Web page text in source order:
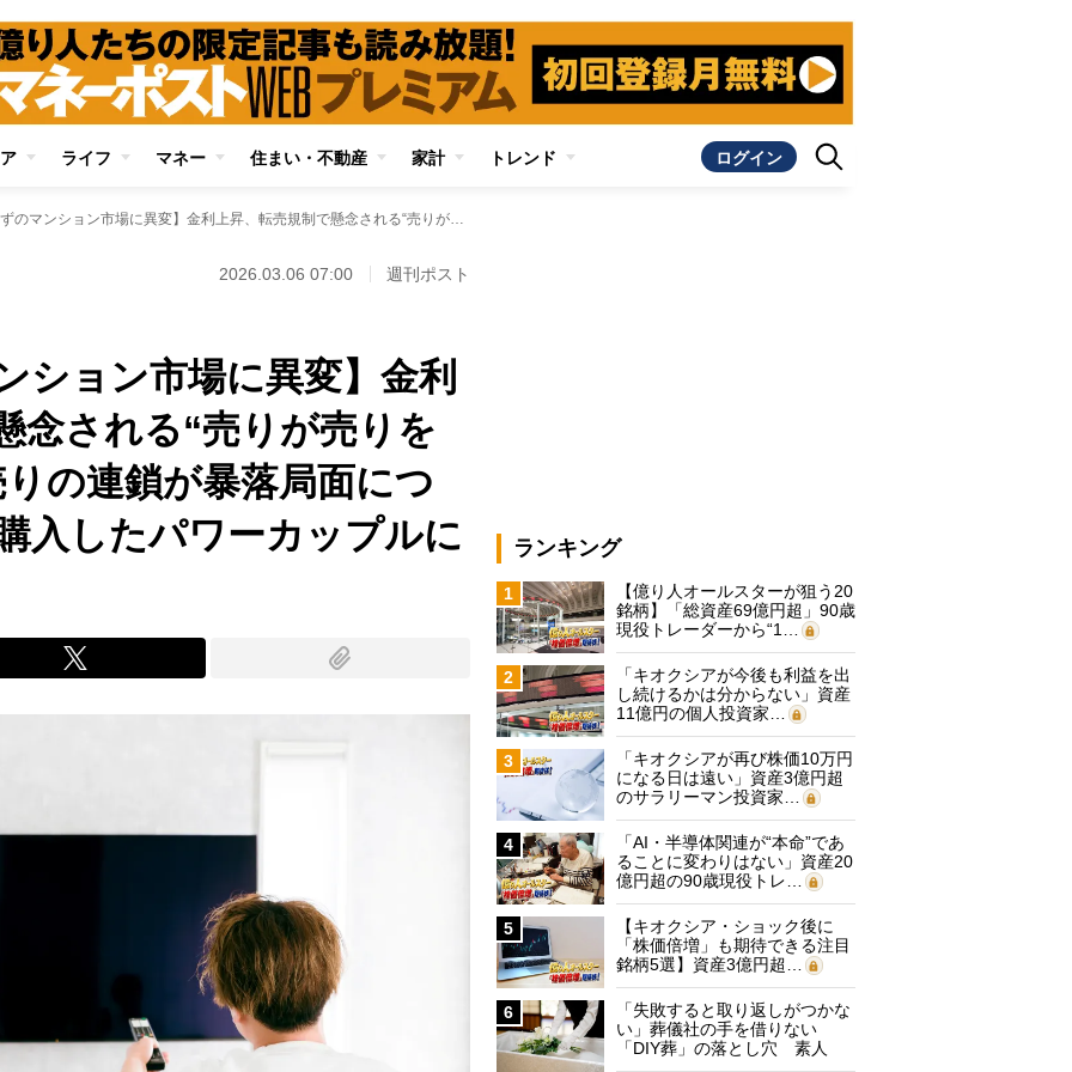
ライフ マネー 住まい・不動産 家計 トレンド ログイン
【天井知らずのマンション市場に異変】金利上昇、転売規制で懸念される“売りが売りを呼ぶ展開” 狼狽売りの連鎖が暴落局面につながると、実需で購入したパワーカップルに悲劇
2026.03.06 07:00 週刊ポスト
ション市場に異変】金利
念される“売りが売りを
の連鎖が暴落局面につ
入したパワーカップルに
ランキング
1
【億り人オールスターが狙う20
銘柄】「総資産69億円超」90歳
現役トレーダーから“1…
2
「キオクシアが今後も利益を出
し続けるかは分からない」資産
11億円の個人投資家…
3
「キオクシアが再び株価10万円
になる日は遠い」資産3億円超
のサラリーマン投資家…
4
「AI・半導体関連が“本命”であ
ることに変わりはない」資産20
億円超の90歳現役トレ…
5
【キオクシア・ショック後に
「株価倍増」も期待できる注目
銘柄5選】資産3億円超…
6
「失敗すると取り返しがつかな
い」葬儀社の手を借りない
「DIY葬」の落とし穴 素人
に…